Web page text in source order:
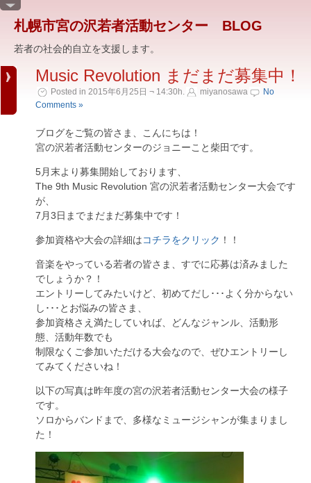
札幌市宮の沢若者活動センター BLOG
若者の社会的自立を支援します。
Music Revolution まだまだ募集中！
Posted in 2015年6月25日 ¬ 14:30h. miyanosawa
No
Comments »
ブログをご覧の皆さま、こんにちは！
宮の沢若者活動センターのジョニーこと柴田です。
5月末より募集開始しております、
The 9th Music Revolution 宮の沢若者活動センター大会です
が、
7月3日までまだまだ募集中です！
参加資格や大会の詳細はコチラをクリック ！！
音楽をやっている若者の皆さま、すでに応募は済みました
でしょうか？！
エントリーしてみたいけど、初めてだし･･･よく分からない
し･･･とお悩みの皆さま、
参加資格さえ満たしていれば、どんなジャンル、活動形
態、活動年数でも
制限なくご参加いただける大会なので、ぜひエントリーし
てみてくださいね！
以下の写真は昨年度の宮の沢若者活動センター大会の様子
です。
ソロからバンドまで、多様なミュージシャンが集まりまし
た！